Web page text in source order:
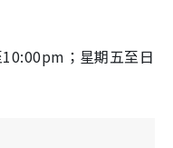
；星期五至日